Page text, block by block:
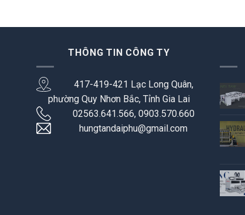
THÔNG TIN CÔNG TY
417-419-421 Lạc Long Quân,
phường Quy Nhơn Bắc, Tỉnh Gia Lai
02563.641.566, 0903.570.660
hungtandaiphu@gmail.com